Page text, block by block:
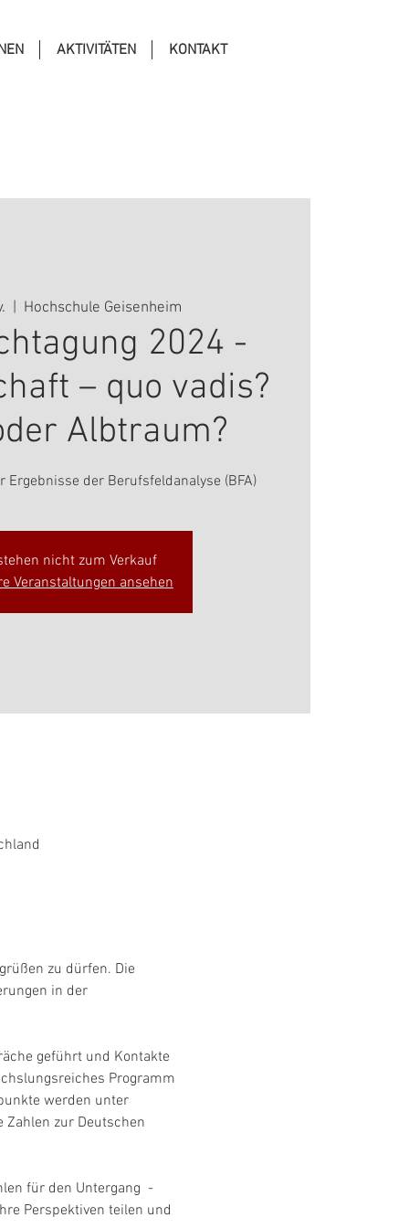
AKTIVITÄTEN KONTAKT
Hochschule Geisenheim
2024 -
– quo vadis?
Albtraum?
Ergebnisse der Berufsfeldanalyse (BFA)
nicht zum Verkauf
Veranstaltungen ansehen
zu dürfen. Die
in der
geführt und Kontakte
Programm
werden unter
zur Deutschen
für den Untergang  -
Perspektiven teilen und